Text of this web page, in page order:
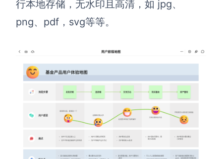
行本地存储，无水印且高清，如 jpg、
png、pdf，svg等等。